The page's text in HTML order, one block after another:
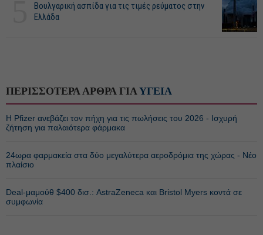
Βουλγαρική ασπίδα για τις τιμές ρεύματος στην
Ελλάδα
ΠΕΡΙΣΣΟΤΕΡΑ ΑΡΘΡΑ ΓΙΑΥΓΕΙΑ
Η Pfizer ανεβάζει τον πήχη για τις πωλήσεις του 2026 - Ισχυρή
ζήτηση για παλαιότερα φάρμακα
24ωρα φαρμακεία στα δύο μεγαλύτερα αεροδρόμια της χώρας - Νέο
πλαίσιο
Deal-μαμούθ $400 δισ.: AstraZeneca και Bristol Myers κοντά σε
συμφωνία